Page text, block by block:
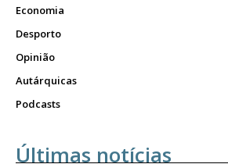
Economia
Desporto
Opinião
Autárquicas
Podcasts
Últimas notícias